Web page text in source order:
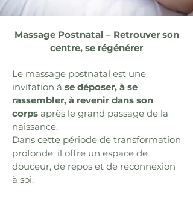
Massage Postnatal – Retrouver son
centre, se régénérer
Le massage postnatal est une
invitation à se déposer, à se
rassembler, à revenir dans son
corps après le grand passage de la
naissance.
Dans cette période de transformation
profonde, il offre un espace de
douceur, de repos et de reconnexion
à soi.